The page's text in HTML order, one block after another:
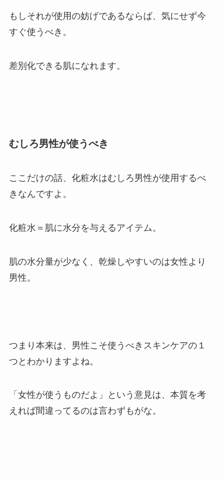
もしそれが使用の妨げであるならば、気にせず今
すぐ使うべき。
差別化できる肌になれます。
むしろ男性が使うべき
ここだけの話、 化粧水はむしろ男性が使用するべ
きなんですよ。
化粧水＝肌に水分を与えるアイテム。
肌の水分量が少なく、 乾燥しやすいのは女性より
男性。
つまり本来は、男性こそ使うべきスキンケアの１
つとわかりますよね。
「女性が使うものだよ」という意見は、本質を考
えれば間違ってるのは言わずもがな。